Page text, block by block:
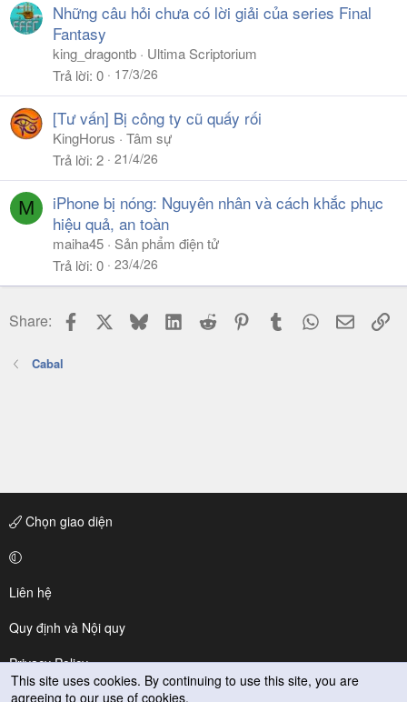
Những câu hỏi chưa có lời giải của series Final
Fantasy
king_dragontb
Ultima Scriptorium
Trả lời 0 17/3/26
[Tư vấn] Bị công ty cũ quấy rối
KingHorus
Tâm sự
Trả lời 2 21/4/26
M
iPhone bị nóng: Nguyên nhân và cách khắc phục
hiệu quả, an toàn
maiha45
Sản phẩm điện tử
Trả lời 0 23/4/26
Share: Facebook BlueskyLinkedIn
Reddit PinterestTumblr WhatsApp
Email
Cabal
Chọn giao diện
Liên hệ
Quy định và Nội quy
Privacy Policy
Trợ giúp
This site uses cookies. By continuing to use this site, you are
agreeing to our use of cookies.